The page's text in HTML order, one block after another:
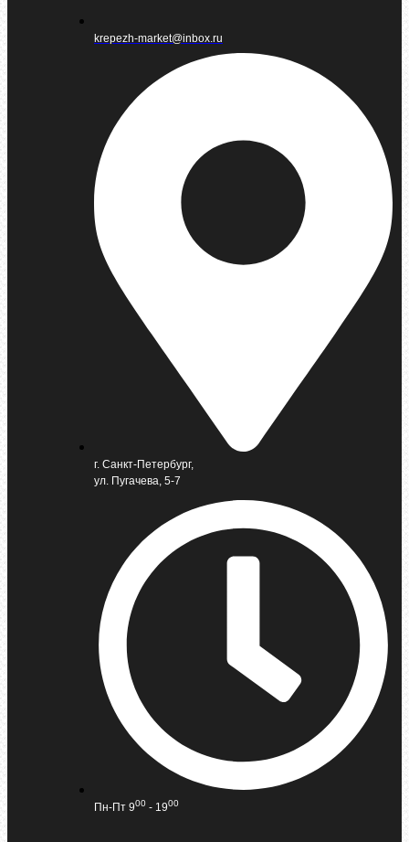
krepezh-market@inbox.ru
г. Санкт-Петербург,
ул. Пугачева, 5-7
Пн-Пт 900 - 1900